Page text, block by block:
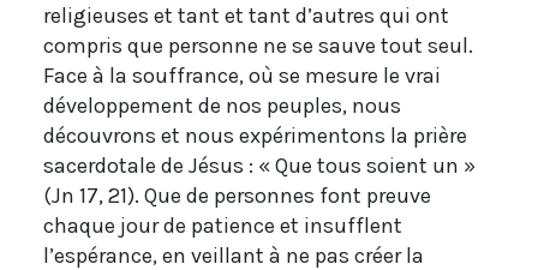
religieuses et tant et tant d’autres qui ont
compris que personne ne se sauve tout seul.
Face à la souffrance, où se mesure le vrai
développement de nos peuples, nous
découvrons et nous expérimentons la prière
sacerdotale de Jésus : « Que tous soient un »
(Jn 17, 21). Que de personnes font preuve
chaque jour de patience et insufflent
l’espérance, en veillant à ne pas créer la